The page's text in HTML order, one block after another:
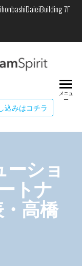
7F
Time &
込みはコチラ
メニュ
ー
ーショ
トナ
高橋